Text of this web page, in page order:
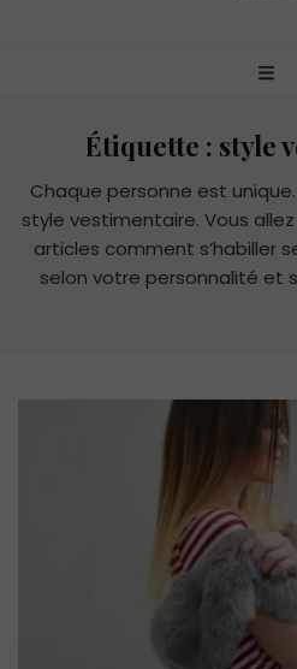
Étiquette : style
Chaque personne est
style vestimentaire. Vous
articles comment s’habiller
selon votre personnalité et